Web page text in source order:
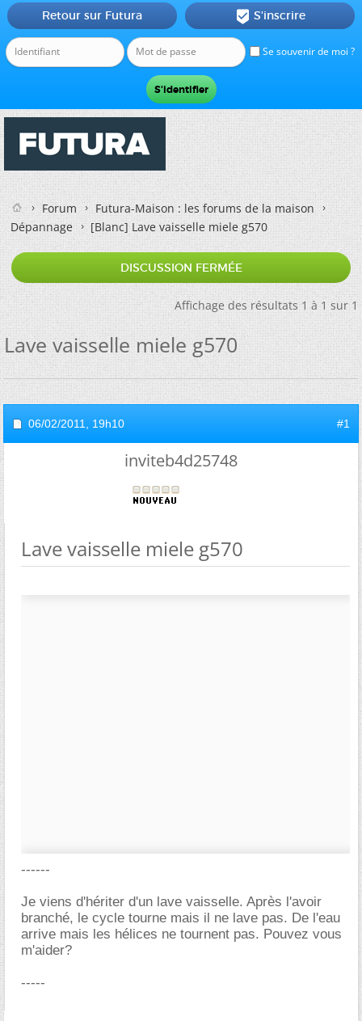
Se souvenir de moi ?
Retour sur Futura  S'inscrire
Forum
Futura-Maison : les forums de la maison
Dépannage
[Blanc]Lave vaisselle miele g570
DISCUSSION FERMÉE
Affichage des résultats 1 à 1 sur 1
Lave vaisselle miele g570
06/02/2011, 19h10 #1
inviteb4d25748
Lave vaisselle miele g570
------
Je viens d'hériter d'un lave vaisselle. Après l'avoir
branché, le cycle tourne mais il ne lave pas. De l'eau
arrive mais les hélices ne tournent pas. Pouvez vous
m'aider?
-----